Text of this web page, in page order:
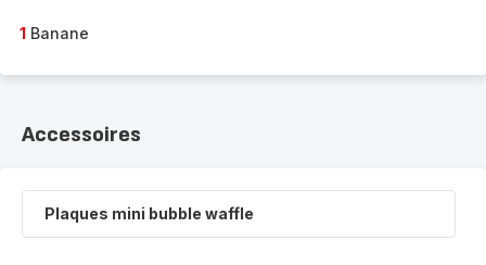
1 Banane
Accessoires
Plaques mini bubble waffle